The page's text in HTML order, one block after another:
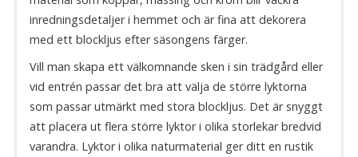
inredningsdetaljer i hemmet och är fina att dekorera
med ett blockljus efter säsongens färger.
Vill man skapa ett välkomnande sken i sin trädgård eller
vid entrén passar det bra att välja de större lyktorna
som passar utmärkt med stora blockljus. Det är snyggt
att placera ut flera större lyktor i olika storlekar bredvid
varandra. Lyktor i olika naturmaterial ger ditt en rustik